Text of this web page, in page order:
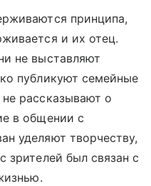
принципа,
и их отец.
не выставляют
публикуют семейные
рассказывают о
в общении с
уделяют творчеству,
зрителей был связан с